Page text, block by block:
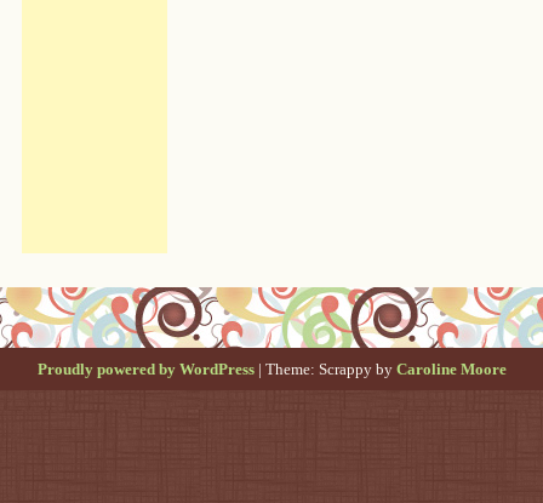
Proudly powered by WordPress | Theme: Scrappy by Caroline Moore